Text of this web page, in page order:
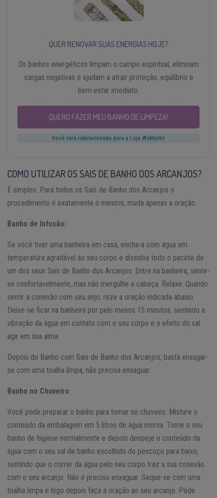
QUER RENOVAR SUAS ENERGIAS HOJE?
Os banhos energéticos limpam o campo espiritual, eliminam
cargas negativas e ajudam a atrair proteção, equilíbrio e
bem-estar imediato.
QUERO FAZER MEU BANHO DE LIMPEZA!
Você será redirecionado para a Loja WeMystic
COMO UTILIZAR OS SAIS DE BANHO DOS ARCANJOS?
É simples. Para todos os Sais de Banho dos Arcanjos o
procedimento é exatamente o mesmo, muda apenas a oração.
Banho de Infusão:
Se você tiver uma banheira em casa, encha-a com água em
temperatura agradável ao seu corpo e dissolva todo o pacote de
um dos seus Sais de Banho dos Arcanjos. Entre na banheira, sente-
se confortavelmente, mas não mergulhe a cabeça. Relaxe. Quando
sentir a conexão com seu anjo, reze a oração indicada abaixo.
Deixe-se ficar na banheira por pelo menos 15 minutos, sentindo a
vibração da água em contato com o seu corpo e o efeito do sal
agir em sua alma.
Depois do Banho com Sais de Banho dos Arcanjos, basta enxugar-
se com uma toalha limpa, não precisa enxaguar.
Banho no Chuveiro
Você pode preparar o banho para tomar no chuveiro. Misture o
conteúdo da embalagem em 5 litros de água morna. Tome o seu
banho de higiene normalmente e depois despeje o conteúdo da
água com o seu sal de banho escolhido do pescoço para baixo,
sentindo que o correr da água pelo seu corpo traz a sua conexão
com o seu arcanjo. Não é preciso enxaguar. Seque-se com uma
toalha limpa e logo depois faça a oração ao seu arcanjo. Pode